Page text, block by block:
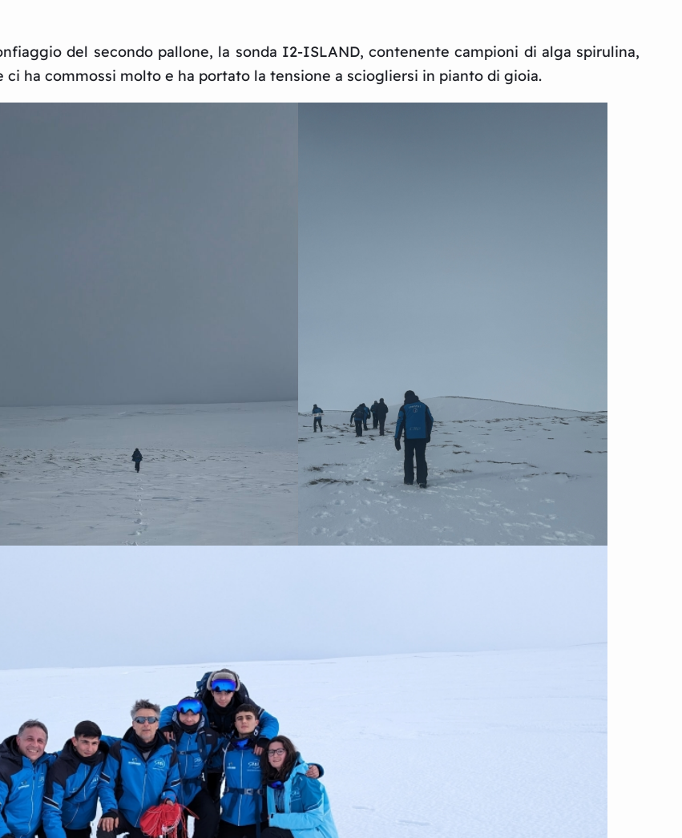
del secondo pallone, la sonda I2-ISLAND, contenente campioni di alga spirulina,
ci ha commossi molto e ha portato la tensione a sciogliersi in pianto di gioia.